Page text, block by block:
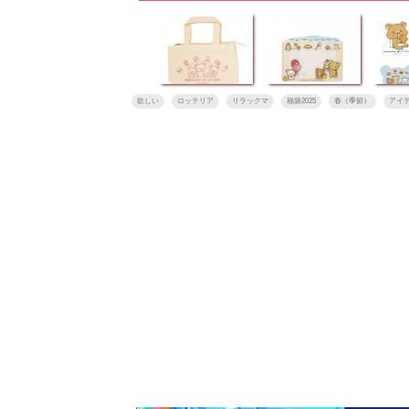
欲しい ロッテリア リラックマ 福袋2025 春（季節） アイ